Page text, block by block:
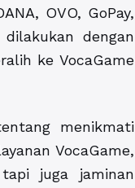
OVO, GoPay,
dengan
ke VocaGame
menikmati
VocaGame,
juga jaminan